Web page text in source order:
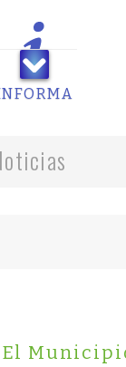
El